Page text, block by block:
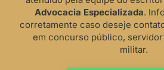
Advocacia Especializada.
corretamente caso deseje
em concurso público,
militar.